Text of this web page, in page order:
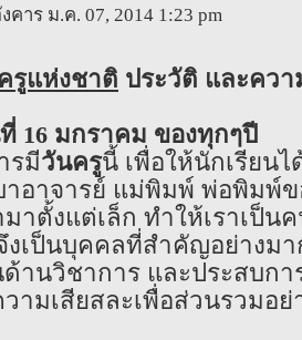
คาร ม.ค. 07, 2014 1:23 pm
รูแห่งชาติ ประวัติ และคว
16 มกราคม ของทุกๆปี
รมีวันครูนี้ เพื่อให้นักเรียนไ
อาจารย์ แม่พิมพ์ พ่อพิมพ์
มาตั้งแต่เล็ก ทำให้เราเป็น
งเป็นบุคคลที่สำคัญอย่างมา
านวิชาการ และประสบก
ามเสียสละเพื่อส่วนรวมอย่